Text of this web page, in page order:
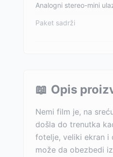
Analogni stereo-mini
Paket sadrži
📖 Opis
Nemi film je, na
došla do trenutka
fotelje, veliki ekran i
može da obezbedi